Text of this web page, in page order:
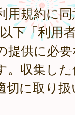
用規約に
下「利用
提供に必
。収集し
切に取り